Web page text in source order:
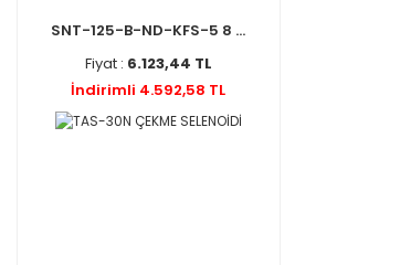
SNT-125-B-ND-KFS-5 8 ...
Fiyat : 6.123,44 TL
İndirimli 4.592,58 TL